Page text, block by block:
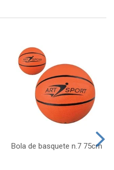
Bola de basquete n.7 75cm